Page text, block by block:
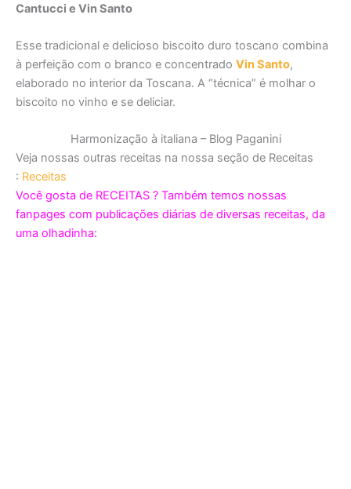
Cantucci e Vin Santo
Esse tradicional e delicioso biscoito duro toscano combina
à perfeição com o branco e concentrado Vin Santo,
elaborado no interior da Toscana. A “técnica” é molhar o
biscoito no vinho e se deliciar.
Harmonização à italiana – Blog Paganini
Veja nossas outras receitas na nossa seção de Receitas
: Receitas
Você gosta de RECEITAS ? Também temos nossas
fanpages com publicações diárias de diversas receitas, da
uma olhadinha: